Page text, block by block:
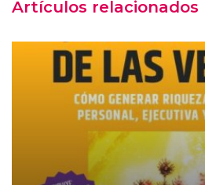
Artículos relacionados